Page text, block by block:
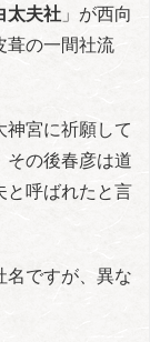
太夫社 」が西向
葺の一間社流
宮に祈願して
その後春彦は道
と呼ばれたと言
名ですが、異な